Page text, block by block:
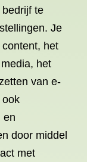
te
Je
het
het
van e-
ook
en
door middel
met